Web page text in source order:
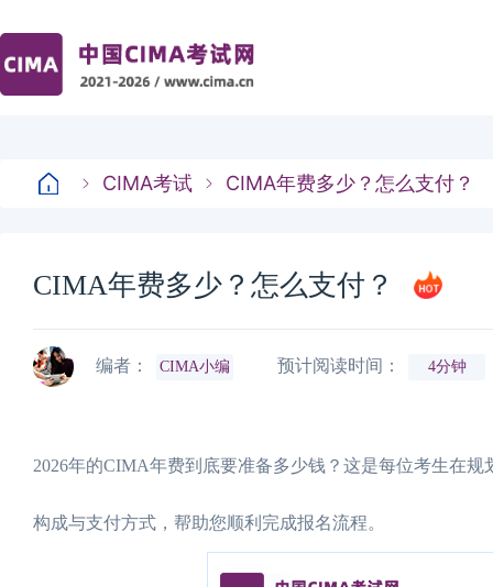
CIMA考试 CIMA年费多少？怎么支付？
CIMA年费多少？怎么支付？
编者： CIMA小编 预计阅读时间： 4分钟
2026年的CIMA年费到底要准备多少钱？这是每位考生在
构成与支付方式，帮助您顺利完成报名流程。